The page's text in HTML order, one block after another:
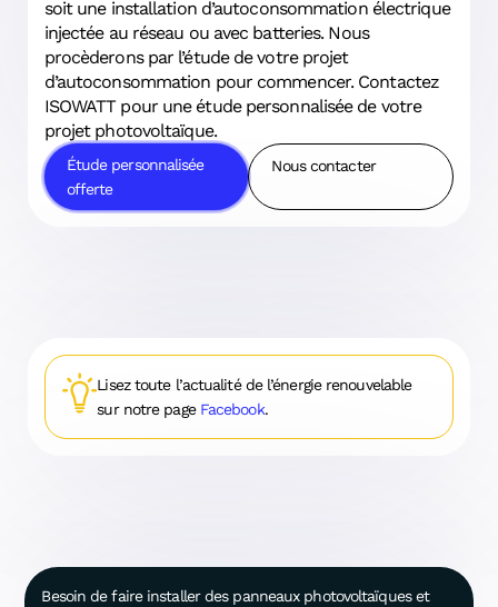
soit une installation d’autoconsommation électrique
injectée au réseau ou avec batteries. Nous
procèderons par l’étude de votre projet
d’autoconsommation pour commencer. Contactez
ISOWATT pour une étude personnalisée de votre
projet photovoltaïque.
Étude personnalisée
offerte
Nous contacter
Lisez toute l’actualité de l’énergie renouvelable
sur notre page Facebook.
Besoin de faire installer des panneaux photovoltaïques et